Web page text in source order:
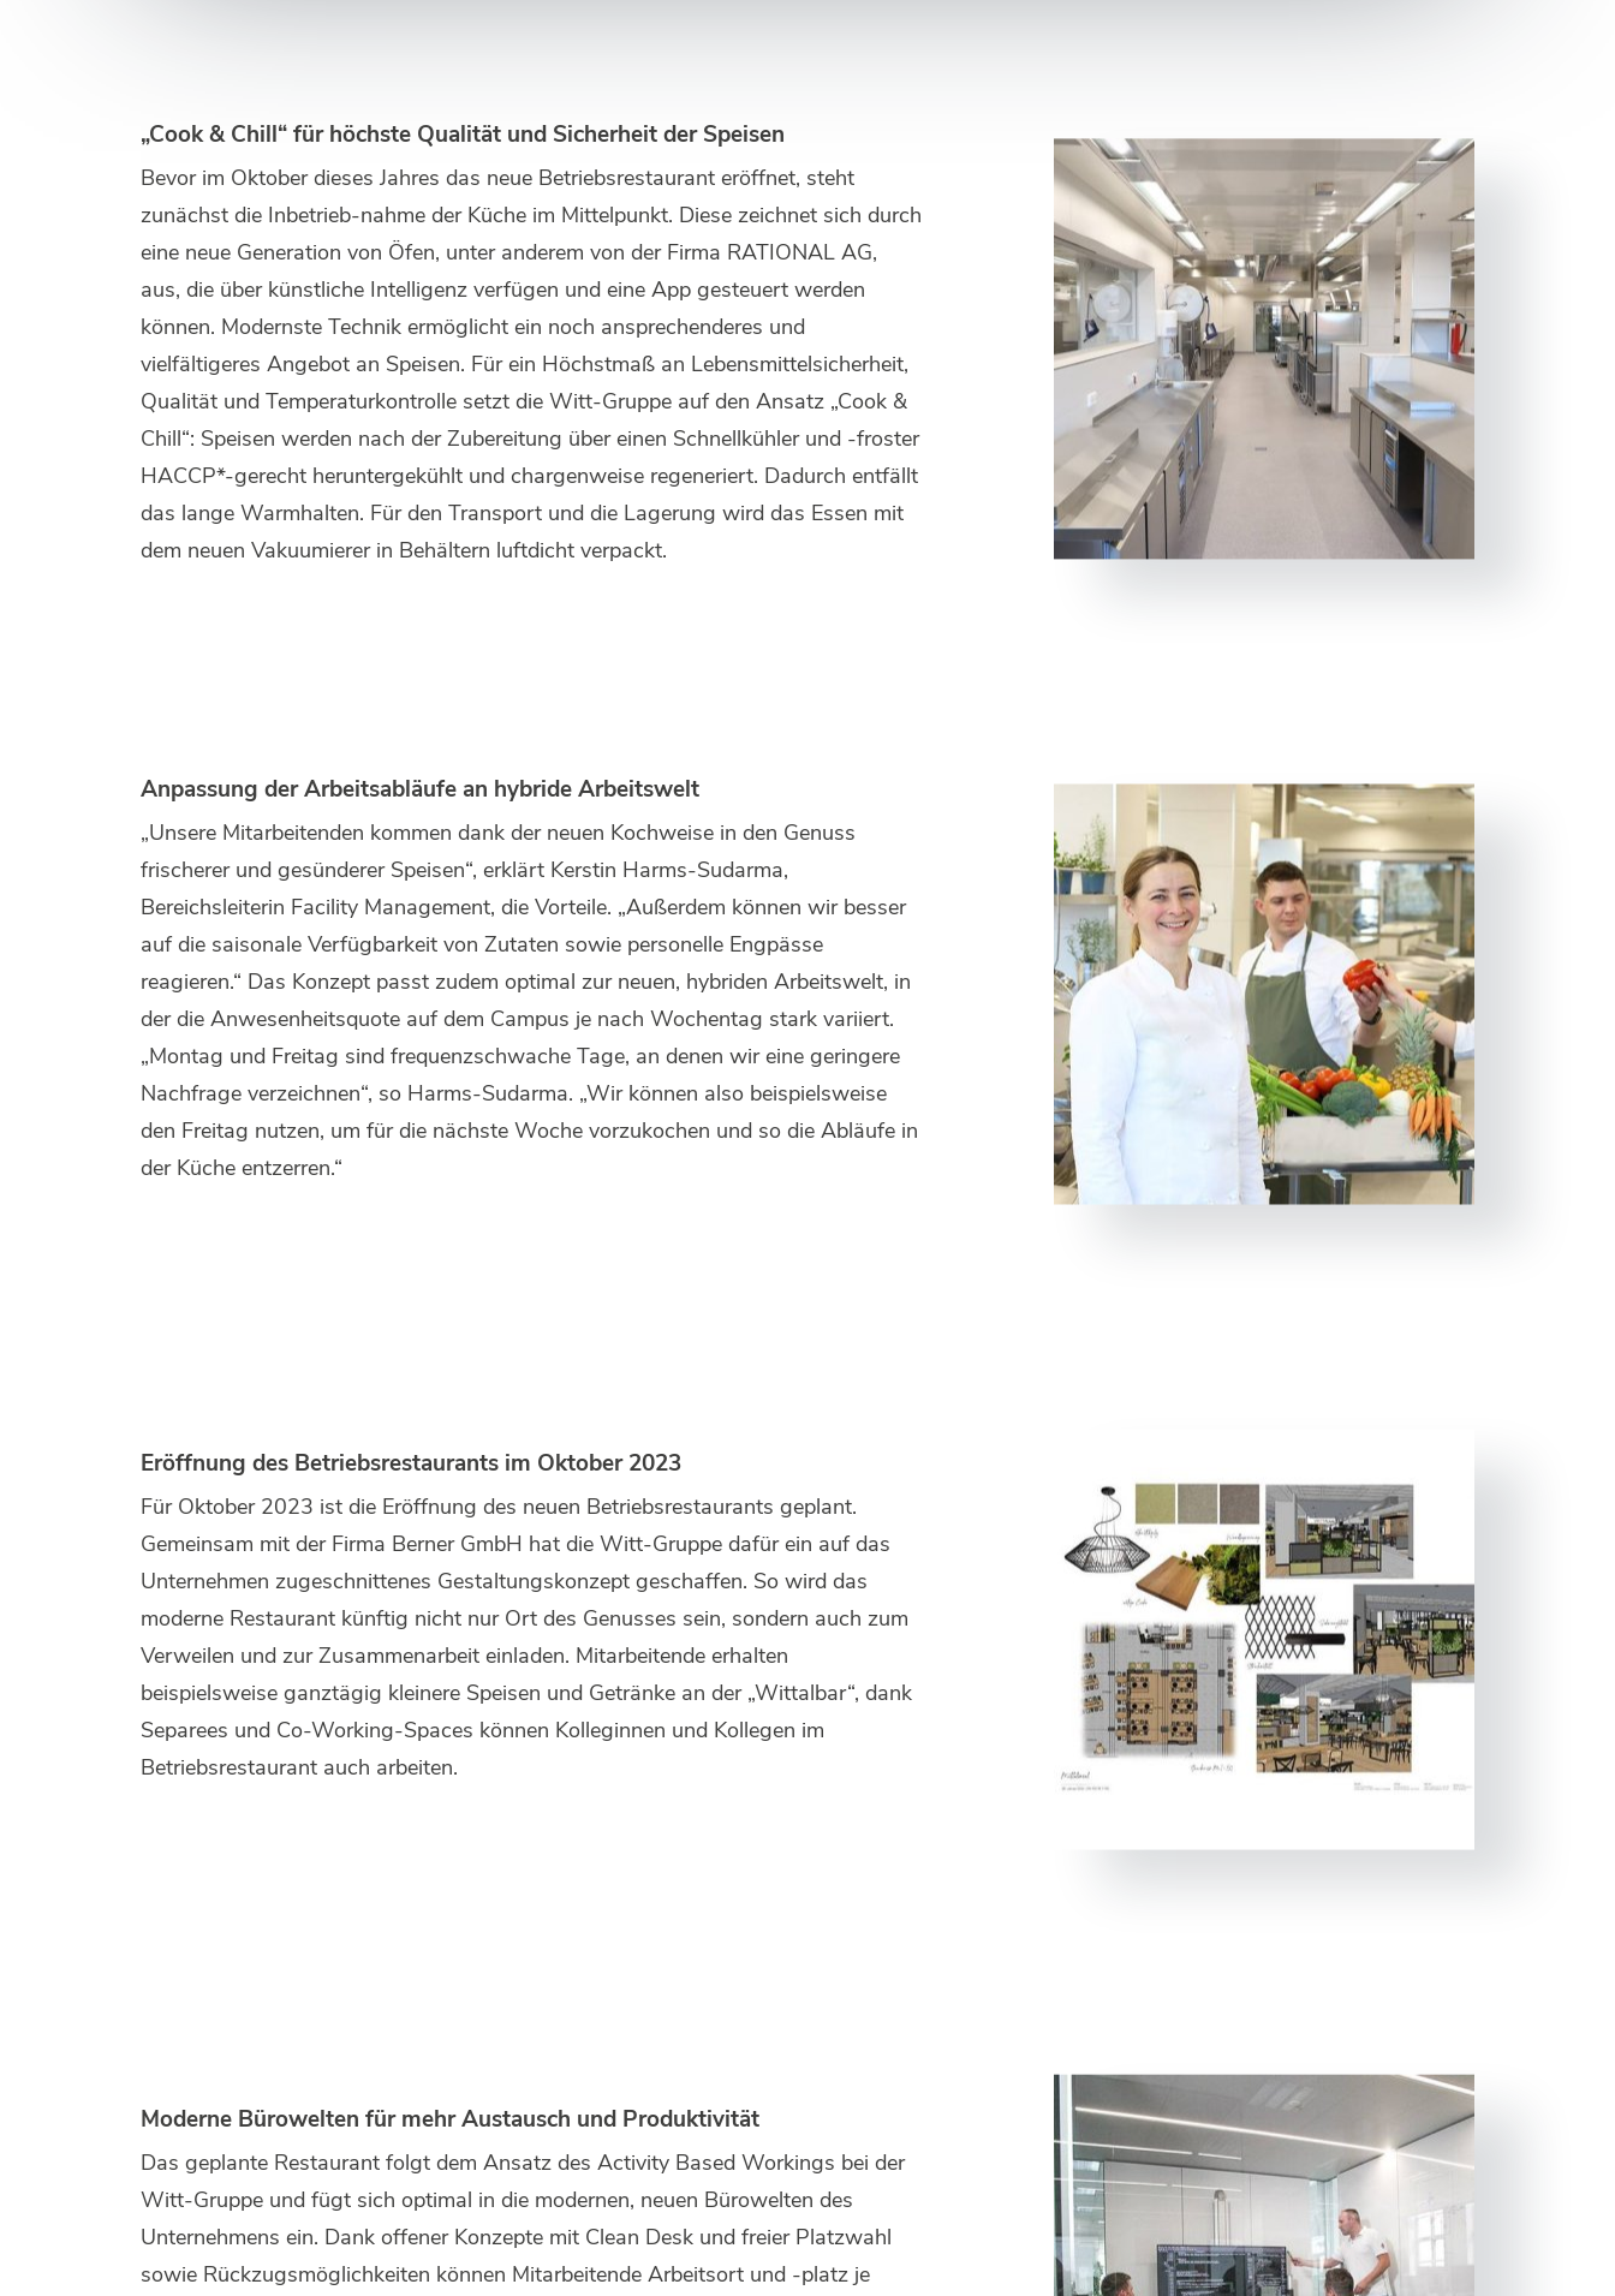
„Cook & Chill“ für höchste Qualität und Sicherheit der Speisen
Bevor im Oktober dieses Jahres das neue Betriebsrestaurant eröffnet, steht
zunächst die Inbetrieb-nahme der Küche im Mittelpunkt. Diese zeichnet sich durch
eine neue Generation von Öfen, unter anderem von der Firma RATIONAL AG,
aus, die über künstliche Intelligenz verfügen und eine App gesteuert werden
können. Modernste Technik ermöglicht ein noch ansprechenderes und
vielfältigeres Angebot an Speisen. Für ein Höchstmaß an Lebensmittelsicherheit,
Qualität und Temperaturkontrolle setzt die Witt-Gruppe auf den Ansatz „Cook &
Chill“: Speisen werden nach der Zubereitung über einen Schnellkühler und -froster
HACCP*-gerecht heruntergekühlt und chargenweise regeneriert. Dadurch entfällt
das lange Warmhalten. Für den Transport und die Lagerung wird das Essen mit
dem neuen Vakuumierer in Behältern luftdicht verpackt.
Anpassung der Arbeitsabläufe an hybride Arbeitswelt
„Unsere Mitarbeitenden kommen dank der neuen Kochweise in den Genuss
frischerer und gesünderer Speisen“, erklärt Kerstin Harms-Sudarma,
Bereichsleiterin Facility Management, die Vorteile. „Außerdem können wir besser
auf die saisonale Verfügbarkeit von Zutaten sowie personelle Engpässe
reagieren.“ Das Konzept passt zudem optimal zur neuen, hybriden Arbeitswelt, in
der die Anwesenheitsquote auf dem Campus je nach Wochentag stark variiert.
„Montag und Freitag sind frequenzschwache Tage, an denen wir eine geringere
Nachfrage verzeichnen“, so Harms-Sudarma. „Wir können also beispielsweise
den Freitag nutzen, um für die nächste Woche vorzukochen und so die Abläufe in
der Küche entzerren.“
Eröffnung des Betriebsrestaurants im Oktober 2023
Für Oktober 2023 ist die Eröffnung des neuen Betriebsrestaurants geplant.
Gemeinsam mit der Firma Berner GmbH hat die Witt-Gruppe dafür ein auf das
Unternehmen zugeschnittenes Gestaltungskonzept geschaffen. So wird das
moderne Restaurant künftig nicht nur Ort des Genusses sein, sondern auch zum
Verweilen und zur Zusammenarbeit einladen. Mitarbeitende erhalten
beispielsweise ganztägig kleinere Speisen und Getränke an der „Wittalbar“, dank
Separees und Co-Working-Spaces können Kolleginnen und Kollegen im
Betriebsrestaurant auch arbeiten.
Moderne Bürowelten für mehr Austausch und Produktivität
Das geplante Restaurant folgt dem Ansatz des Activity Based Workings bei der
Witt-Gruppe und fügt sich optimal in die modernen, neuen Bürowelten des
Unternehmens ein. Dank offener Konzepte mit Clean Desk und freier Platzwahl
sowie Rückzugsmöglichkeiten können Mitarbeitende Arbeitsort und -platz je